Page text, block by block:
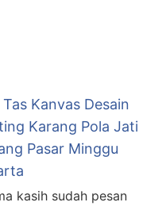
Kanvas Desain
Karang Pola Jati
Pasar Minggu
kasih sudah pesan